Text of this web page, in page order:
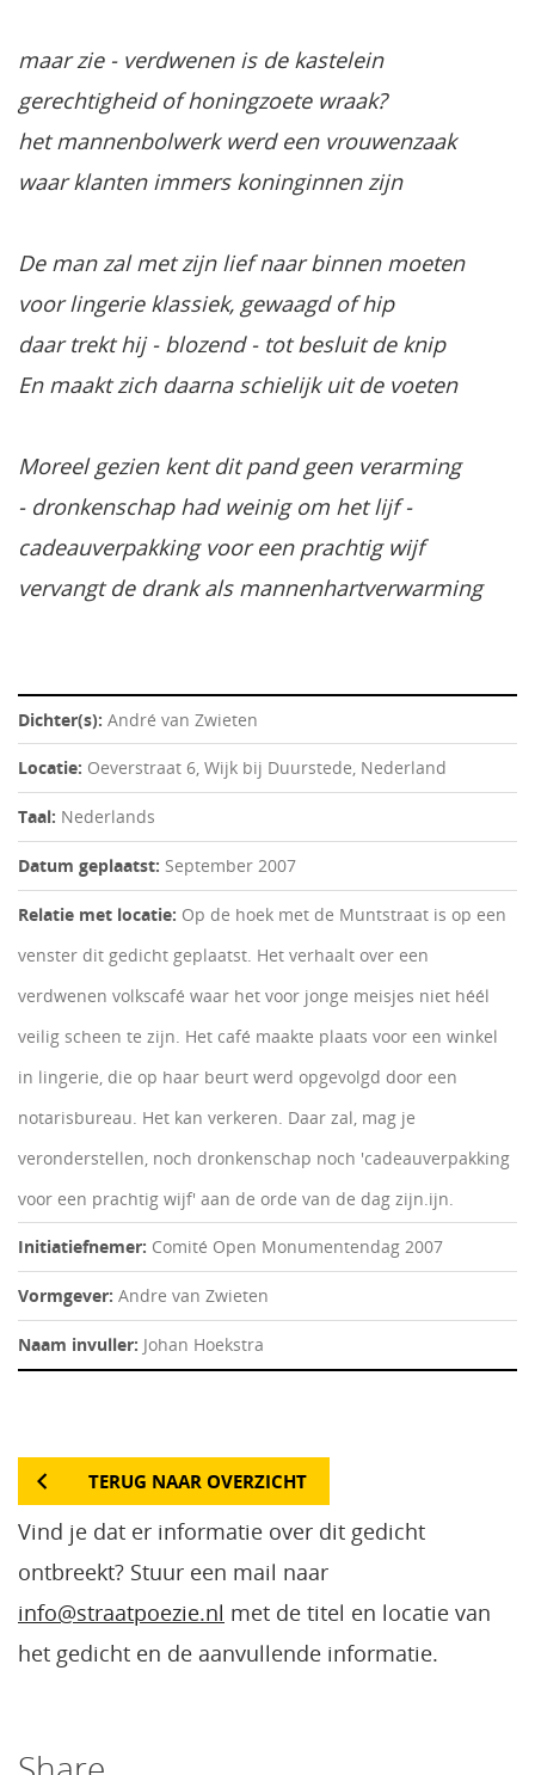
maar zie - verdwenen is de kastelein
gerechtigheid of honingzoete wraak?
het mannenbolwerk werd een vrouwenzaak
waar klanten immers koninginnen zijn
De man zal met zijn lief naar binnen moeten
voor lingerie klassiek, gewaagd of hip
daar trekt hij - blozend - tot besluit de knip
En maakt zich daarna schielijk uit de voeten
Moreel gezien kent dit pand geen verarming
- dronkenschap had weinig om het lijf -
cadeauverpakking voor een prachtig wijf
vervangt de drank als mannenhartverwarming
Dichter(s): André van Zwieten
Locatie: Oeverstraat 6, Wijk bij Duurstede, Nederland
Taal: Nederlands
Datum geplaatst: September 2007
Relatie met locatie: Op de hoek met de Muntstraat is op een
venster dit gedicht geplaatst. Het verhaalt over een
verdwenen volkscafé waar het voor jonge meisjes niet héél
veilig scheen te zijn. Het café maakte plaats voor een winkel
in lingerie, die op haar beurt werd opgevolgd door een
notarisbureau. Het kan verkeren. Daar zal, mag je
veronderstellen, noch dronkenschap noch 'cadeauverpakking
voor een prachtig wijf' aan de orde van de dag zijn.ijn.
Initiatiefnemer: Comité Open Monumentendag 2007
Vormgever: Andre van Zwieten
Naam invuller: Johan Hoekstra
TERUG NAAR OVERZICHT
Vind je dat er informatie over dit gedicht
ontbreekt? Stuur een mail naar
info@straatpoezie.nl met de titel en locatie van
het gedicht en de aanvullende informatie.